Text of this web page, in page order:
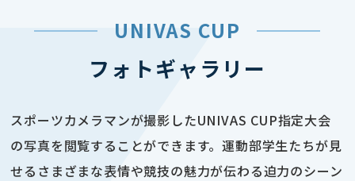
UNIVAS CUP
フォトギャラリー
スポーツカメラマンが撮影したUNIVAS CUP指定大会
の写真を閲覧することができます。運動部学生たちが見
せるさまざまな表情や競技の魅力が伝わる迫力のシーン